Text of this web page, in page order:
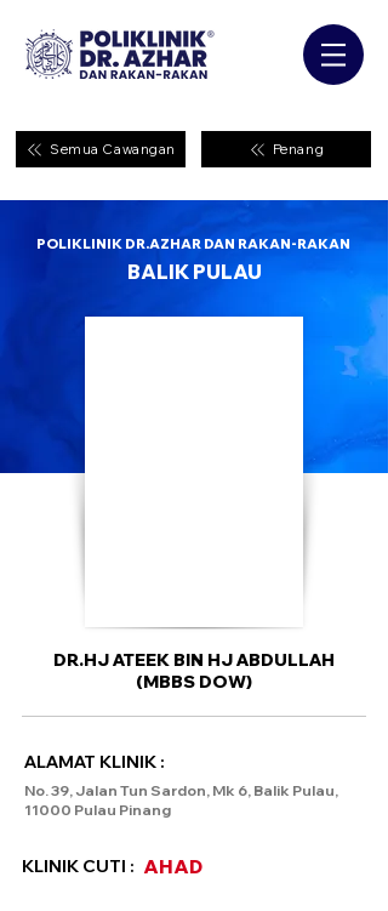
Semua Cawangan Penang
BALIK PULAU
POLIKLINIK DR.AZHAR DAN RAKAN-RAKAN
DR.HJ ATEEK BIN HJ ABDULLAH
(MBBS DOW)
ALAMAT KLINIK :
No. 39, Jalan Tun Sardon, Mk 6, Balik Pulau,
11000 Pulau Pinang
KLINIK CUTI : AHAD